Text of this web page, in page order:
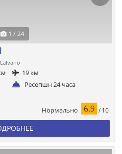
1 / 24
19 км
Ресепшн 24 часа
Нормально 6.9 / 10